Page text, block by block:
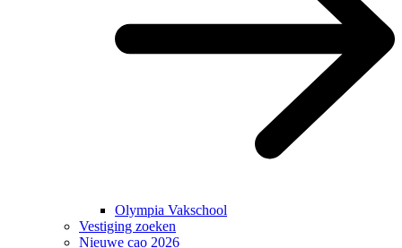
Olympia Vakschool
Vestiging zoeken
Nieuwe cao 2026